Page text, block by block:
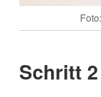
Schritt 2